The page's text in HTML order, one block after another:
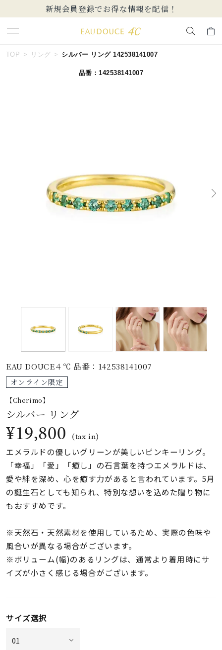
新規会員登録でお得な情報を配信！
キーワードで検索する
EAU DOUCE４℃
すべてのジュエリー
誕生石
石の色
ファッションテイス
ト
コレクション
レディース
リングサイズ
メンズ
リングサイズ
～
TOP リング シルバー リング 142538141007
品番：142538141007
EAU DOUCE４℃ 品番：142538141007
オンライン限定
【Cherimo】
シルバー リング
¥19,800 (tax in)
エメラルドの優しいグリーンが美しいピンキーリング。
「幸福」「愛」「癒し」の石言葉を持つエメラルドは、
愛や絆を深め、心を癒す力があると言われています。5月
の誕生石としても知られ、特別な想いを込めた贈り物に
もおすすめです。
※天然石・天然素材を使用しているため、実際の色味や
風合いが異なる場合がございます。
※ボリューム(幅)のあるリングは、通常より着用時にサ
イズが小さく感じる場合がございます。
サイズ選択